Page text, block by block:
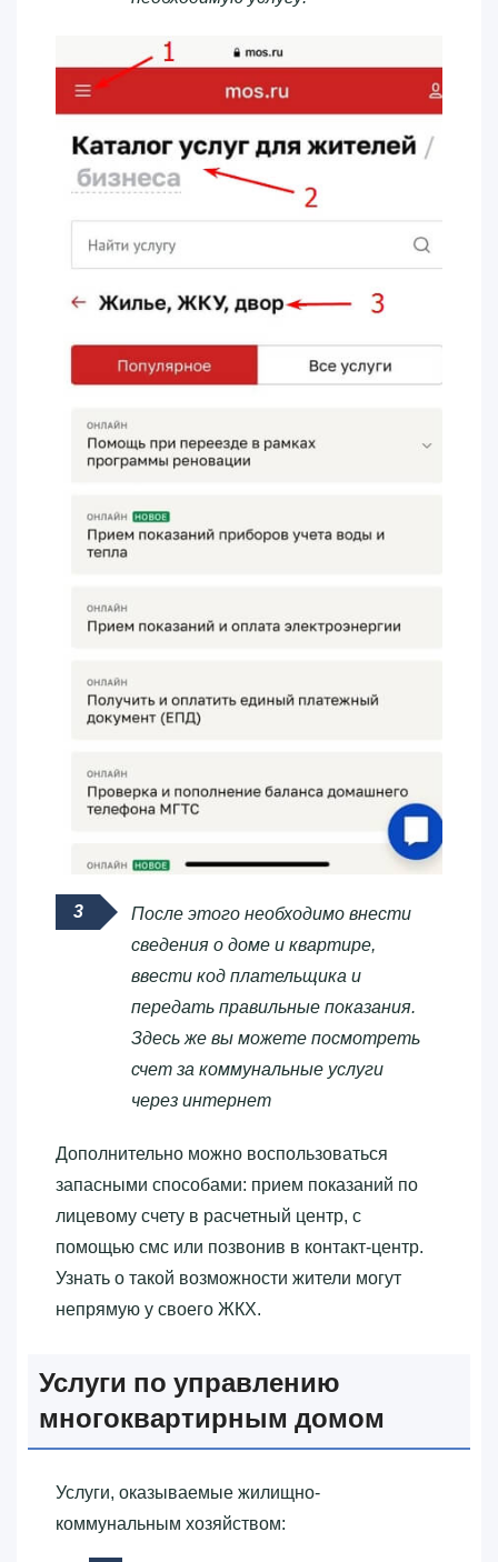
После этого необходимо внести
сведения о доме и квартире,
ввести код плательщика и
передать правильные показания.
Здесь же вы можете посмотреть
счет за коммунальные услуги
через интернет
Дополнительно можно воспользоваться
запасными способами: прием показаний по
лицевому счету в расчетный центр, с
помощью смс или позвонив в контакт-центр.
Узнать о такой возможности жители могут
непрямую у своего ЖКХ.
Услуги по управлению
многоквартирным домом
Услуги, оказываемые жилищно-
коммунальным хозяйством: